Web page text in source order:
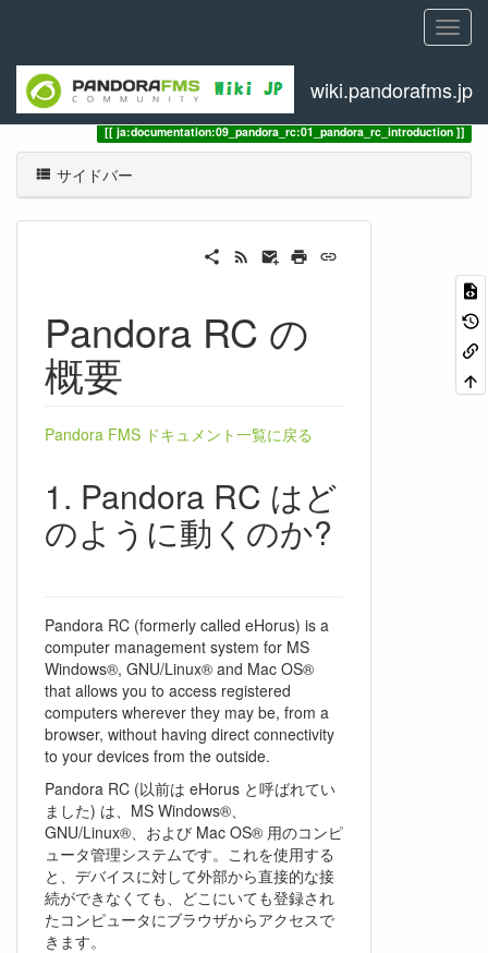
wiki.pandorafms.jp
トレース Pandora RC の概要
ja:documentation:09_pandora_rc:01_pandora_rc_introduction
サイドバー
Pandora RC の
概要
Pandora FMS ドキュメント一覧に戻る
Pandora RC はど
のように動くのか?
Pandora RC (formerly called eHorus) is a
computer management system for MS
Windows®, GNU/Linux® and Mac OS®
that allows you to access registered
computers wherever they may be, from a
browser, without having direct connectivity
to your devices from the outside.
Pandora RC (以前は eHorus と呼ばれてい
ました) は、MS Windows®、
GNU/Linux®、および Mac OS® 用のコンピ
ュータ管理システムです。これを使用する
と、デバイスに対して外部から直接的な接
続ができなくても、どこにいても登録され
たコンピュータにブラウザからアクセスで
きます。